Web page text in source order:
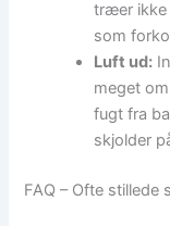
træer ikke
som
Luft ud:
meget
fugt fra
skjolder
FAQ – Ofte stillede